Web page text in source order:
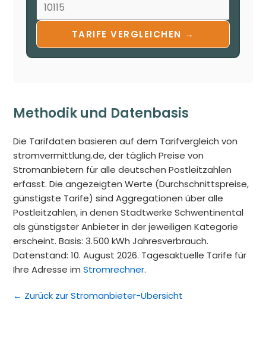
TARIFE VERGLEICHEN →
Methodik und Datenbasis
Die Tarifdaten basieren auf dem Tarifvergleich von
stromvermittlung.de, der täglich Preise von
Stromanbietern für alle deutschen Postleitzahlen
erfasst. Die angezeigten Werte (Durchschnittspreise,
günstigste Tarife) sind Aggregationen über alle
Postleitzahlen, in denen Stadtwerke Schwentinental
als günstigster Anbieter in der jeweiligen Kategorie
erscheint. Basis: 3.500 kWh Jahresverbrauch.
Datenstand: 10. August 2026. Tagesaktuelle Tarife für
Ihre Adresse imStromrechner.
← Zurück zur Stromanbieter-Übersicht